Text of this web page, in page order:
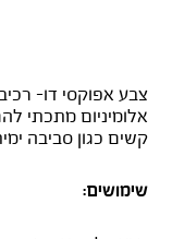
צבע אפוקסי דו-
אלומיניום מתכתי
קשים כגון סביבה
שימושים: